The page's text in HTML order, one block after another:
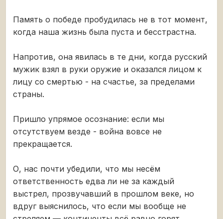
Память о победе пробудилась не в тот момент,
когда наша жизнь была пуста и бесстрастна.
Напротив, она явилась в те дни, когда русский
мужик взял в руки оружие и оказался лицом к
лицу со смертью - на счастье, за пределами
страны.
Пришло упрямое осознание: если мы
отсутствуем везде - война вовсе не
прекращается.
О, нас почти убедили, что мы несём
ответственность едва ли не за каждый
выстрел, прозвучавший в прошлом веке, но
вдруг выяснилось, что если мы вообще не